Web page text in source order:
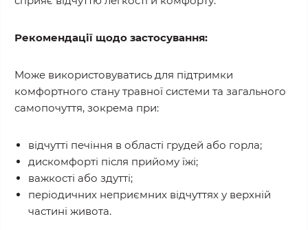
Рекомендації щодо застосування:
Може використовуватись для підтримки
комфортного стану травної системи та загального
самопочуття, зокрема при:
відчутті печіння в області грудей або горла;
дискомфорті після прийому їжі;
важкості або здутті;
періодичних неприємних відчуттях у верхній
частині живота.